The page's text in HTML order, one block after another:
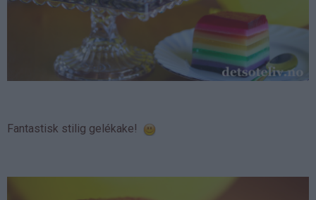
Fantastisk stilig gelékake!